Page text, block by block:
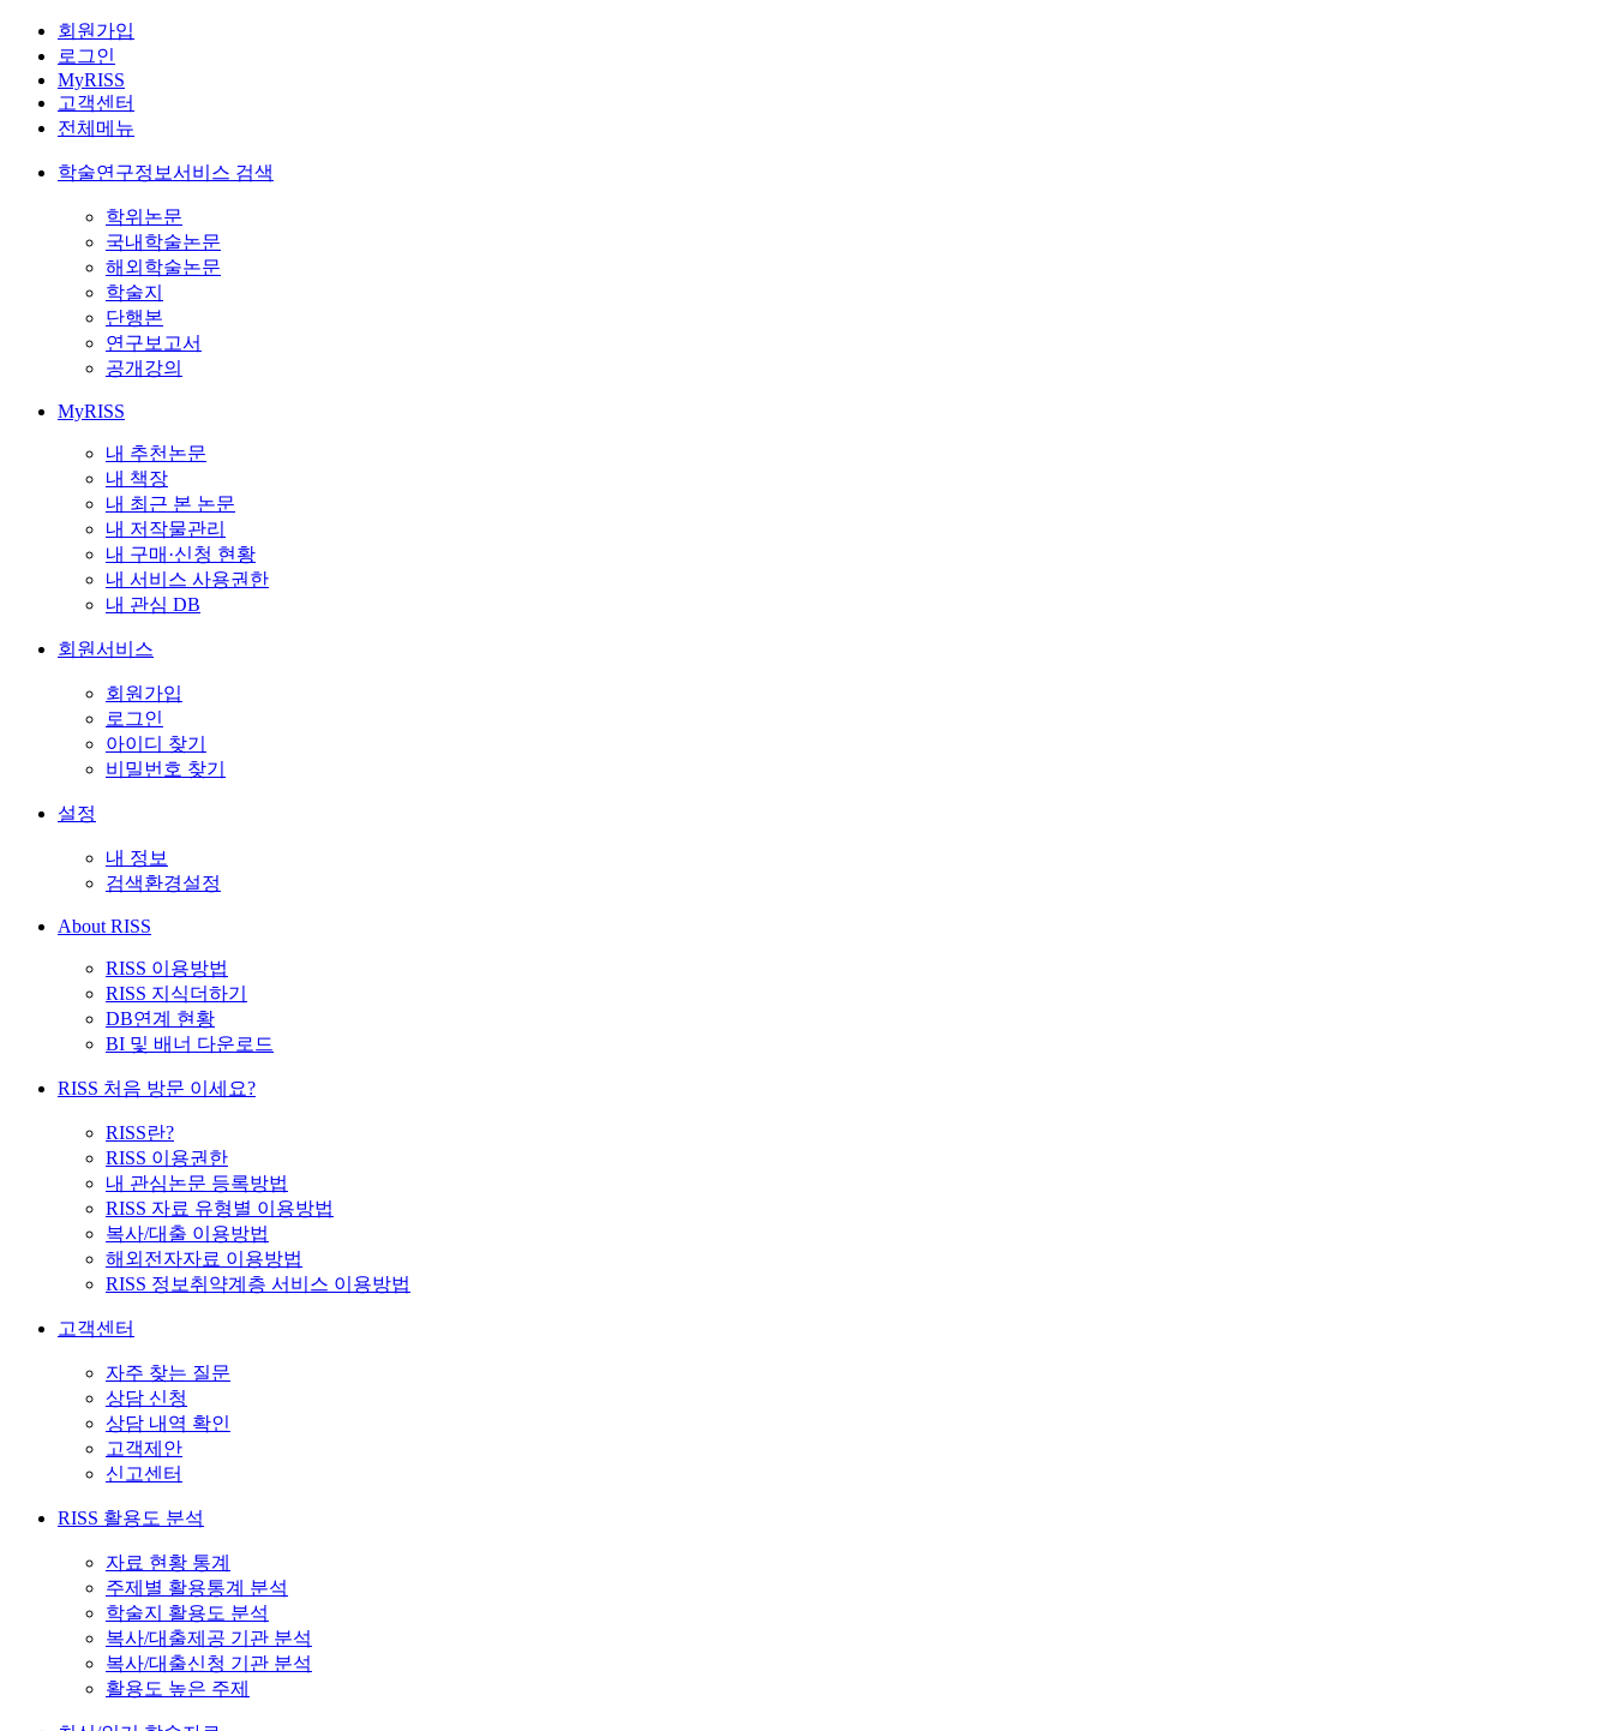
회원가입
로그인
MyRISS
고객센터
전체메뉴
학술연구정보서비스 검색
학위논문
국내학술논문
해외학술논문
학술지
단행본
연구보고서
공개강의
MyRISS
내 추천논문
내 책장
내 최근 본 논문
내 저작물관리
내 구매·신청 현황
내 서비스 사용권한
내 관심 DB
회원서비스
회원가입
로그인
아이디 찾기
비밀번호 찾기
설정
내 정보
검색환경설정
About RISS
RISS 이용방법
RISS 지식더하기
DB연계 현황
BI 및 배너 다운로드
RISS 처음 방문 이세요?
RISS란?
RISS 이용권한
내 관심논문 등록방법
RISS 자료 유형별 이용방법
복사/대출 이용방법
해외전자자료 이용방법
RISS 정보취약계층 서비스 이용방법
고객센터
자주 찾는 질문
상담 신청
상담 내역 확인
고객제안
신고센터
RISS 활용도 분석
자료 현황 통계
주제별 활용통계 분석
학술지 활용도 분석
복사/대출제공 기관 분석
복사/대출신청 기관 분석
활용도 높은 주제